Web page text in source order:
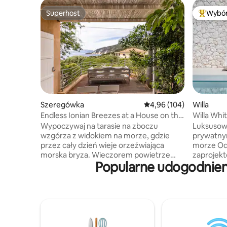
Superhost
Superhost
Szeregówka Średnia ocena: 4,96 na
4,96 (104)
Endless Ionian Breezes at a House on the
Island of Ithaca
Wypoczywaj na tarasie na zboczu
wzgórza z widokiem na morze, gdzie
przez cały dzień wieje orzeźwiająca
morska bryza. Wieczorem powietrze
niesie zapach jaśminu i wiciokrzewu.
Spokojna atmosfera utrzymuje się
szczegóły dopełniają spokoju. Dom ma
Willa
Willa
morze Odpocznij w tej nowej, elegancko
100
morza. Ciesz się idealnym połączeniem
w
Popularne